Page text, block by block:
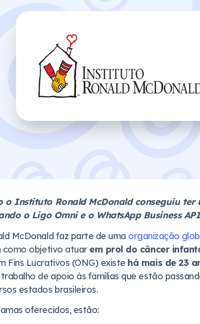
o Instituto Ronald McDonald conseguiu ter
o Ligo Omni e o WhatsApp Business
McDonald faz parte de uma organização
como objetivo atuar em prol do câncer
Fins Lucrativos (ONG) existe há mais de 23
de apoio às famílias que estão
estados brasileiros.
oferecidos, estão: